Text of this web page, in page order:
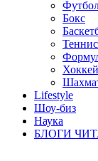
Бокс
Теннис
Хоккей
Lifestyle
Шоу-биз
Наука
БЛОГИ